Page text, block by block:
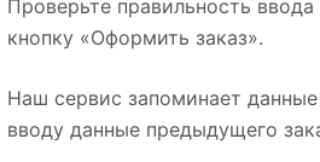
Проверьте правильность
кнопку «Оформить заказ».
Наш сервис запоминает
вводу данные предыдущего